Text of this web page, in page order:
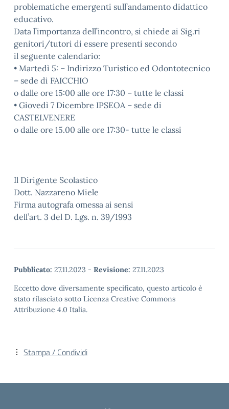
problematiche emergenti sull’andamento didattico
educativo.
Data l’importanza dell’incontro, si chiede ai Sig.ri
genitori/tutori di essere presenti secondo
il seguente calendario:
• Martedì 5: – Indirizzo Turistico ed Odontotecnico
– sede di FAICCHIO
o dalle ore 15:00 alle ore 17:30 – tutte le classi
• Giovedì 7 Dicembre IPSEOA – sede di
CASTELVENERE
o dalle ore 15.00 alle ore 17:30- tutte le classi
Il Dirigente Scolastico
Dott. Nazzareno Miele
Firma autografa omessa ai sensi
dell’art. 3 del D. Lgs. n. 39/1993
Pubblicato: 27.11.2023 - Revisione: 27.11.2023
Eccetto dove diversamente specificato, questo articolo è
stato rilasciato sotto Licenza Creative Commons
Attribuzione 4.0 Italia.
Stampa / Condividi